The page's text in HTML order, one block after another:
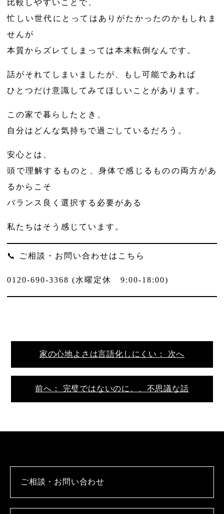
比較しやすいことで、
忙しい世代にとってはありがたかったのかもしれま
せんが
本質からズレてしまっては本末転倒なんです。
話がそれてしまいましたが、もし可能であれば
ひとつだけ意識してみてほしいことがあります。
この家で暮らしたとき、
自分はどんな気持ちで過ごしているだろう。
安心とは、
頭で理解するものと、身体で感じるものの両方があ
るからこそ
バランス良く選択する必要がある
私たちはそう感じています。
📞 ご相談・お問い合わせはこちら
0120-690-3368 (水曜定休 9:00-18:00)
家の心地よさは言語化しにくい： 次へ
前へ： 完璧ではないのに、、不思議な話
ご相談・お問い合わせ